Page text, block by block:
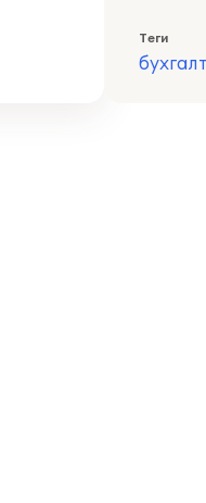
Теги